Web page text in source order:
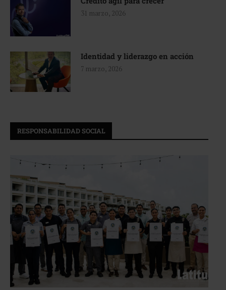
31 marzo, 2026
Identidad y liderazgo en acción
7 marzo, 2026
RESPONSABILIDAD SOCIAL